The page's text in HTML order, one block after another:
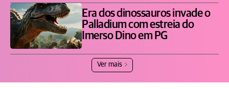
Era dos dinossauros invade o
Palladium com estreia do
Imerso Dino em PG
Ver mais